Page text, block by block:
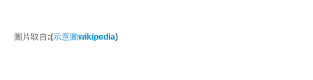
圖片取自:(示意圖wikipedia)